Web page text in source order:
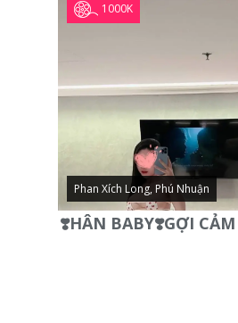
1000K
Phan Xích Long, Phú Nhuận